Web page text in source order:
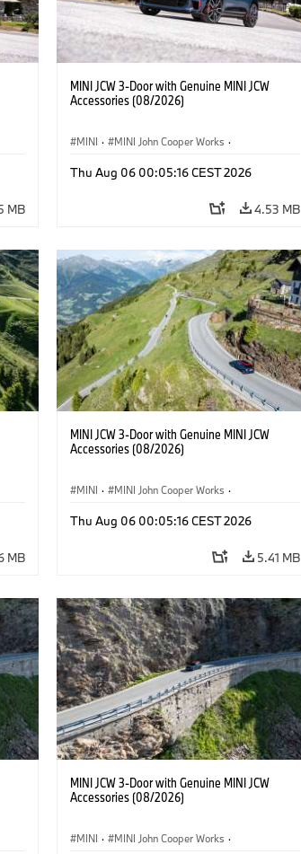
MB
MINI JCW 3-Door with Genuine MINI JCW
Accessories (08/2026)
MINI · MINI John Cooper Works ·
Optional Extras, Accessories
Thu Aug 06 00:05:16 CEST 2026
4.53 MB
MB
MINI JCW 3-Door with Genuine MINI JCW
Accessories (08/2026)
MINI · MINI John Cooper Works ·
Optional Extras, Accessories
Thu Aug 06 00:05:16 CEST 2026
5.41 MB
MINI JCW 3-Door with Genuine MINI JCW
Accessories (08/2026)
MINI · MINI John Cooper Works ·